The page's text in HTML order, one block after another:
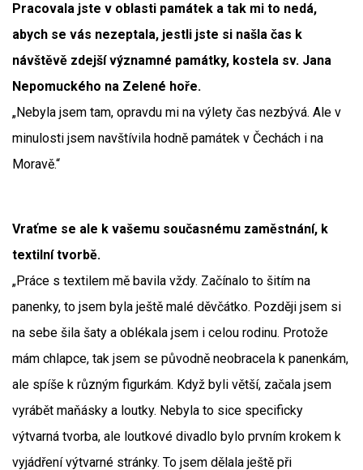
Pracovala jste v oblasti památek a tak mi to nedá,
abych se vás nezeptala, jestli jste si našla čas k
návštěvě zdejší významné památky, kostela sv. Jana
Nepomuckého na Zelené hoře.
„Nebyla jsem tam, opravdu mi na výlety čas nezbývá. Ale v
minulosti jsem navštívila hodně památek v Čechách i na
Moravě.“
Vraťme se ale k vašemu současnému zaměstnání, k
textilní tvorbě.
„Práce s textilem mě bavila vždy. Začínalo to šitím na
panenky, to jsem byla ještě malé děvčátko. Později jsem si
na sebe šila šaty a oblékala jsem i celou rodinu. Protože
mám chlapce, tak jsem se původně neobracela k panenkám,
ale spíše k různým figurkám. Když byli větší, začala jsem
vyrábět maňásky a loutky. Nebyla to sice specificky
výtvarná tvorba, ale loutkové divadlo bylo prvním krokem k
vyjádření výtvarné stránky. To jsem dělala ještě při